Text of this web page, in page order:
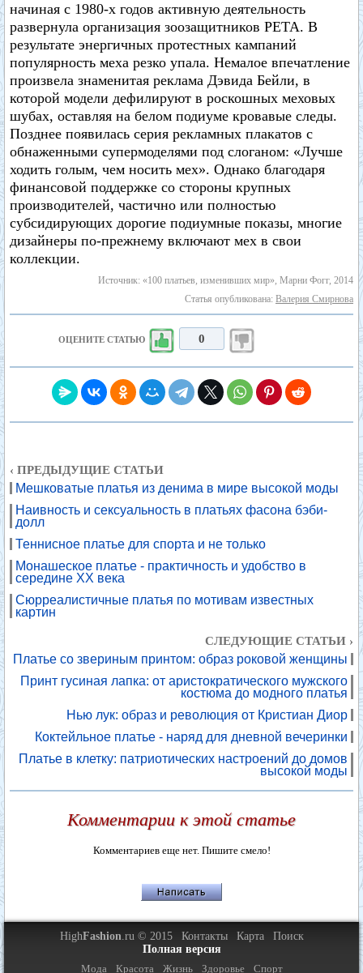
начиная с 1980-х годов активную деятельность
развернула организация зоозащитников РЕТА. В
результате энергичных протестных кампаний
популярность меха резко упала. Немалое впечатление
произвела знаменитая реклама Дэвида Бейли, в
которой модели дефилируют в роскошных меховых
шубах, оставляя на белом подиуме кровавые следы.
Позднее появилась серия рекламных плакатов с
обнаженными супермоделями под слоганом: «Лучше
ходить голым, чем носить мех». Однако благодаря
финансовой поддержке со стороны крупных
производителей, частично или полностью
субсидирующих дорогие подиумные показы, многие
дизайнеры по-прежнему включают мех в свои
коллекции.
Источник: «100 платьев, изменивших мир», Марни Фогг, 2014
Статья опубликована: Валерия Смирнова
ОЦЕНИТЕ СТАТЬЮ 0
‹ ПРЕДЫДУЩИЕ СТАТЬИ
Мешковатые платья из денима в мире высокой моды
Наивность и сексуальность в платьях фасона бэби-
долл
Теннисное платье для спорта и не только
Монашеское платье - практичность и удобство в
середине XX века
Сюрреалистичные платья по мотивам известных
картин
СЛЕДУЮЩИЕ СТАТЬИ ›
Платье со звериным принтом: образ роковой женщины
Принт гусиная лапка: от аристократического мужского
костюма до модного платья
Нью лук: образ и революция от Кристиан Диор
Коктейльное платье - наряд для дневной вечеринки
Платье в клетку: патриотических настроений до домов
высокой моды
Комментарии к этой статье
Комментариев еще нет. Пишите смело!
HighFashion.ru © 2015 Контакты Карта
Поиск
Полная версия
Мода
Красота Жизнь Здоровье Спорт